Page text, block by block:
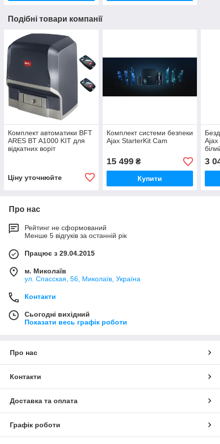
Подібні товари компанії
Комплект автоматики BFT
ARES BT A1000 KIT для
відкатних воріт
Ціну уточнюйте
Комплект системи безпеки
Ajax StarterKit Cam
15 499₴
Купити
Ajax
3
Про нас
Рейтинг не сформований
Менше 5 відгуків за останній рік
Працює з 29.04.2015
м. Миколаїв
ул. Спасская, 56, Миколаїв, Україна
Контакти
Сьогодні вихідний
Показати весь графік роботи
Про нас
Контакти
Доставка та оплата
Графік роботи